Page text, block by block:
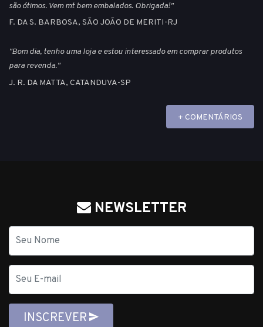
são ótimos. Vem mt bem embalados. Obrigada!"
F. DA S. BARBOSA, SÃO JOÃO DE MERITI-RJ
"Bom dia, tenho uma loja e estou interessado em comprar produtos
para revenda."
J. R. DA MATTA, CATANDUVA-SP
+ COMENTÁRIOS
NEWSLETTER
mail
INSCREVER